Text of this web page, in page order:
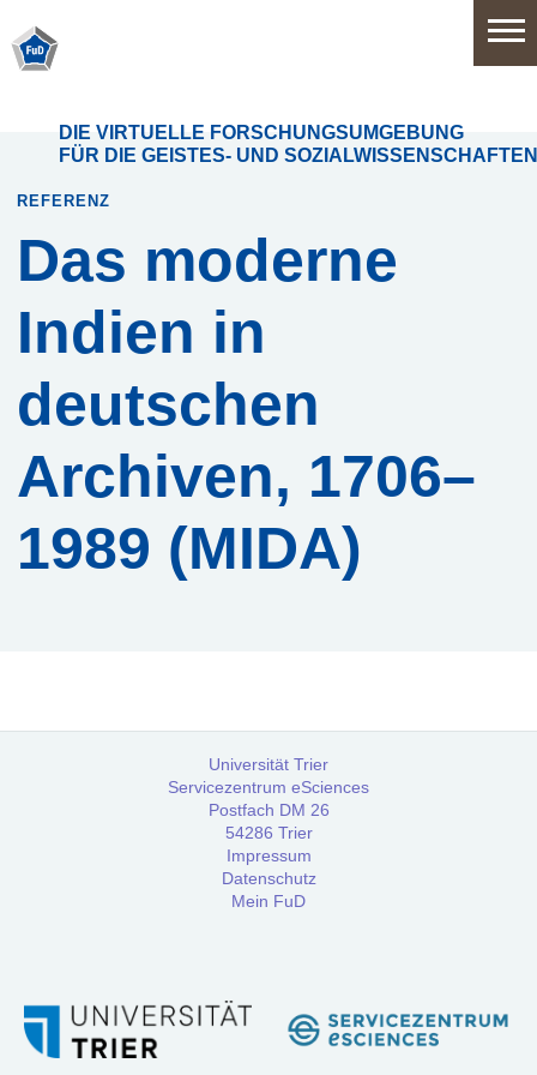
Home
Software
Anwendungsbereiche
Funktionsumfang
Systemarchitektur
Release
History
Services
Software-
Digitale
Briefedition
DIE VIRTUELLE FORSCHUNGSUMGEBUNG
FÜR DIE GEISTES- UND SOZIALWISSENSCHAFTEN
REFERENZ
Das moderne
Indien in
deutschen
Archiven, 1706–
1989 (MIDA)
Universität Trier
Servicezentrum eSciences
Postfach DM 26
54286 Trier
Impressum
Datenschutz
Mein FuD